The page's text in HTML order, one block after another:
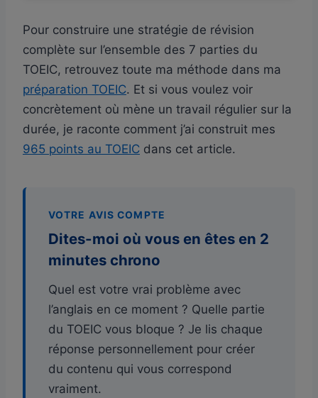
Pour construire une stratégie de révision
complète sur l’ensemble des 7 parties du
TOEIC, retrouvez toute ma méthode dans ma
préparation TOEIC. Et si vous voulez voir
concrètement où mène un travail régulier sur la
durée, je raconte comment j’ai construit mes
965 points au TOEIC dans cet article.
VOTRE AVIS COMPTE
Dites-moi où vous en êtes en 2
minutes chrono
Quel est votre vrai problème avec
l’anglais en ce moment ? Quelle partie
du TOEIC vous bloque ? Je lis chaque
réponse personnellement pour créer
du contenu qui vous correspond
vraiment.